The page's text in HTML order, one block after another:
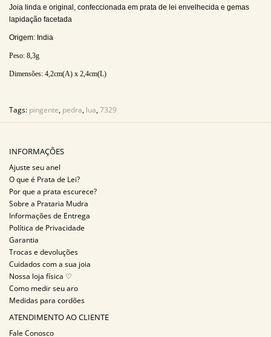
Joia linda e original, confeccionada em prata de lei envelhecida e gemas
lapidação facetada
Origem: India
Peso: 8,3g
Dimensões: 4,2cm(A) x 2,4cm(L)
Tags: pingente, pedra, lua,7329
INFORMAÇÕES
Ajuste seu anel
O que é Prata de Lei?
Por que a prata escurece?
Sobre a Prataria Mudra
Informações de Entrega
Política de Privacidade
Garantia
Trocas e devoluções
Cuidados com a sua joia
Nossa loja física ♡
Como medir seu aro
Medidas para cordões
ATENDIMENTO AO CLIENTE
Fale Conosco